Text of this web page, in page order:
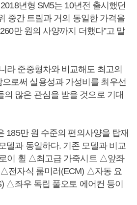
년형 SM5는 10년전 출시했던
중간 트림과 거의 동일한 가격을
만 원의 사양까지 더했다”고 말
라 준중형차와 비교해도 최고의
로써 실용성과 가성비를 최우선
의 많은 관심을 받을 것으로 기대
185만 원 수준의 편의사양을 탑재
델과 동일하다. 기존 모델과 비교
이 휠 △최고급 가죽시트 △앞좌
전자식 룸미러(ECM) △자동 요
△좌우 독립 풀오토 에어컨 등이